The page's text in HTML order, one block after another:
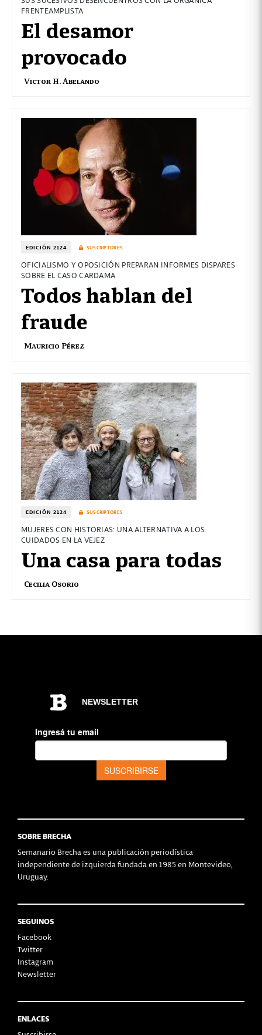
FRENTEAMPLISTA
El desamor
provocado
Victor H. Abelando
EDICIÓN 2124 SUSCRIPTORES
OFICIALISMO Y OPOSICIÓN PREPARAN INFORMES DISPARES
SOBRE EL CASO CARDAMA
Todos hablan del
fraude
Mauricio Pérez
EDICIÓN 2124 SUSCRIPTORES
MUJERES CON HISTORIAS: UNA ALTERNATIVA A LOS
CUIDADOS EN LA VEJEZ
Una casa para todas
Cecilia Osorio
SOBRE BRECHA
Semanario Brecha es una publicación periodística
independiente de izquierda fundada en 1985 en Montevideo,
Uruguay.
SEGUINOS
Facebook
Twitter
Instagram
Newsletter
ENLACES